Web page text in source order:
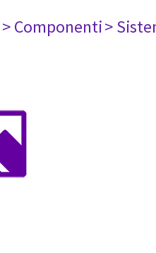
> Componenti>